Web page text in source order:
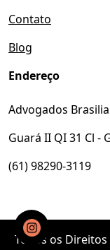
Contato
Blog
Endereço
Advogados
Guará II QI 31 Cl -
(61) 98290-3119
Todos os Direitos